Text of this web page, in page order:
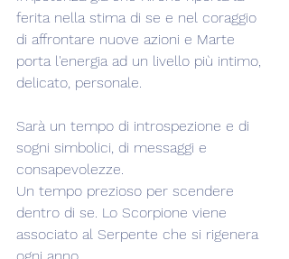
ferita nella stima di se e nel coraggio
di affrontare nuove azioni e Marte
porta l'energia ad un livello più intimo,
delicato, personale.
Sarà un tempo di introspezione e di
sogni simbolici, di messaggi e
consapevolezze.
Un tempo prezioso per scendere
dentro di se. Lo Scorpione viene
associato al Serpente che si rigenera